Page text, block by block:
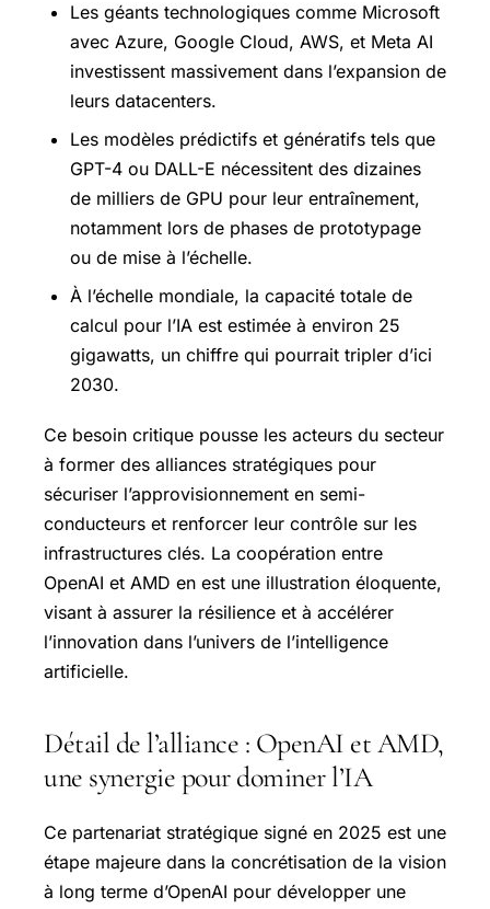
Les géants technologiques comme Microsoft
avec Azure, Google Cloud, AWS, et Meta AI
investissent massivement dans l’expansion de
leurs datacenters.
Les modèles prédictifs et génératifs tels que
GPT-4 ou DALL-E nécessitent des dizaines
de milliers de GPU pour leur entraînement,
notamment lors de phases de prototypage
ou de mise à l’échelle.
À l’échelle mondiale, la capacité totale de
calcul pour l’IA est estimée à environ 25
gigawatts, un chiffre qui pourrait tripler d’ici
2030.
Ce besoin critique pousse les acteurs du secteur
à former des alliances stratégiques pour
sécuriser l’approvisionnement en semi-
conducteurs et renforcer leur contrôle sur les
infrastructures clés. La coopération entre
OpenAI et AMD en est une illustration éloquente,
visant à assurer la résilience et à accélérer
l’innovation dans l’univers de l’intelligence
artificielle.
Détail de l’alliance : OpenAI et AMD,
une synergie pour dominer l’IA
Ce partenariat stratégique signé en 2025 est une
étape majeure dans la concrétisation de la vision
à long terme d’OpenAI pour développer une